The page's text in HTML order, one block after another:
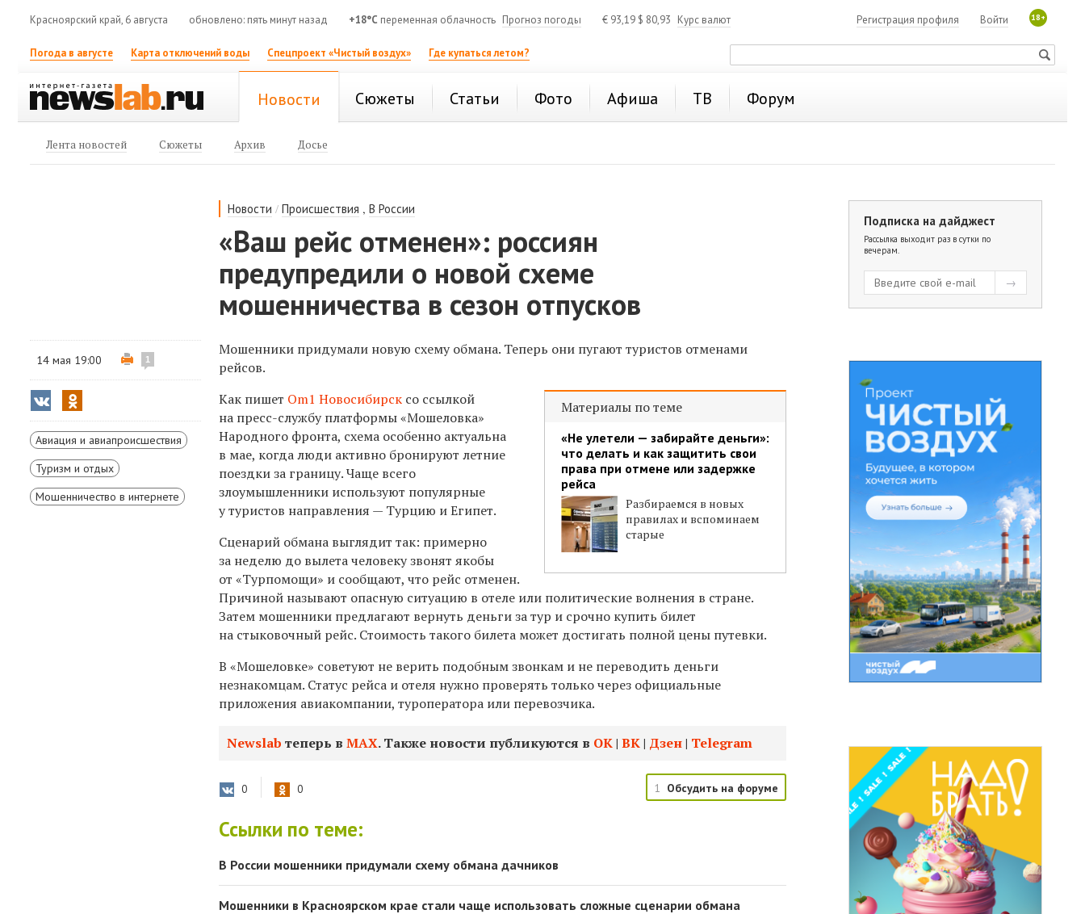
Красноярский край, 6 августа обновлено: пять минут назад +18°C переменная облачность Прогноз погоды € 93,19 $ 80,93 Курс валют 18+
Войти
Регистрация профиля
Погода в августе Карта отключений воды Спецпроект «Чистый воздух» Где купаться летом?
Новости Сюжеты Статьи Фото Афиша ТВ Форум
Лента новостей Сюжеты Архив Досье
Новости /Происшествия ,В России
«Ваш рейс отменен»: россиян
предупредили о новой схеме
мошенничества в сезон отпусков
14 мая 19:00 1
Авиация и авиапроисшествия
Туризм и отдых
Мошенничество в интернете
Мошенники придумали новую схему обмана. Теперь они пугают туристов отменами
рейсов.
Материалы по теме
«Не улетели — забирайте деньги»:
что делать и как защитить свои
права при отмене или задержке
рейса
Разбираемся в новых
правилах и вспоминаем
старые
Как пишет Om1 Новосибирск со ссылкой
на пресс-службу платформы «Мошеловка»
Народного фронта, схема особенно актуальна
в мае, когда люди активно бронируют летние
поездки за границу. Чаще всего
злоумышленники используют популярные
у туристов направления — Турцию и Египет.
Сценарий обмана выглядит так: примерно
за неделю до вылета человеку звонят якобы
от «Турпомощи» и сообщают, что рейс отменен.
Причиной называют опасную ситуацию в отеле или политические волнения в стране.
Затем мошенники предлагают вернуть деньги за тур и срочно купить билет
на стыковочный рейс. Стоимость такого билета может достигать полной цены путевки.
В «Мошеловке» советуют не верить подобным звонкам и не переводить деньги
незнакомцам. Статус рейса и отеля нужно проверять только через официальные
приложения авиакомпании, туроператора или перевозчика.
Newslab теперь вМАХ. Также новости публикуются в ОК| ВК| Дзен| Telegram
0 0 1 Обсудить на форуме
Ссылки по теме:
В России мошенники придумали схему обмана дачников
Мошенники в Красноярском крае стали чаще использовать сложные сценарии обмана
Подписка на дайджест
Рассылка выходит раз в сутки по
вечерам.